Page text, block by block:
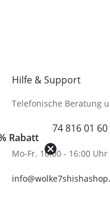
Rabatt
Hilfe & Support
Telefonische Beratung
+49 (0)6074 816 01 60
Mo-Fr. 10:00 - 16:00 Uhr